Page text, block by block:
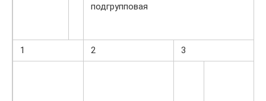
подгрупповая
1 2 3